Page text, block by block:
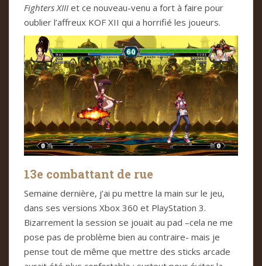
Fighters XIII et ce nouveau-venu a fort à faire pour
oublier l’affreux KOF XII qui a horrifié les joueurs.
13e combattant de rue
Semaine dernière, j’ai pu mettre la main sur le jeu,
dans ses versions Xbox 360 et PlayStation 3.
Bizarrement la session se jouait au pad –cela ne me
pose pas de problème bien au contraire- mais je
pense tout de même que mettre des sticks arcade